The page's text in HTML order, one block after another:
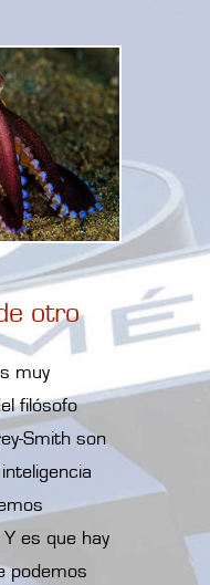
otro
muy
filósofo
Smith son
es que hay
podemos